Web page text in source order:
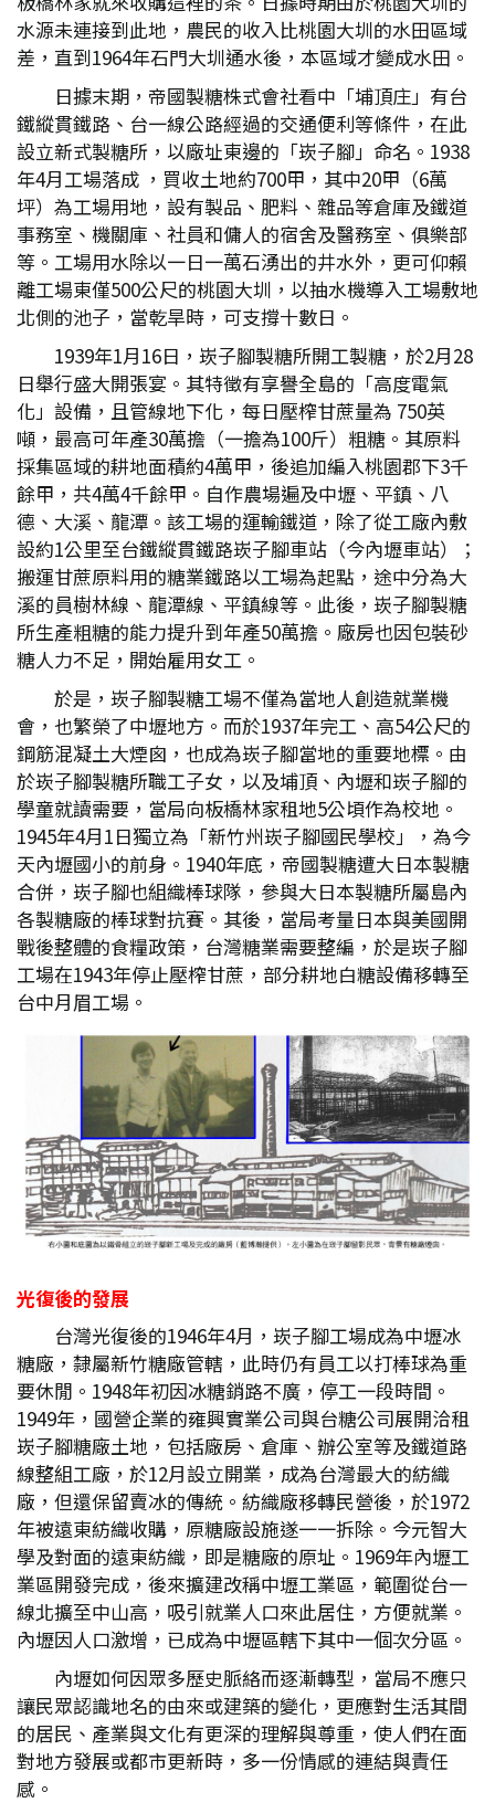
水源未連接到此地，農民的收入比桃園大圳的水田區域
差，直到1964年石門大圳通水後，本區域才變成水田。
日據末期，帝國製糖株式會社看中「埔頂庄」有台
鐵縱貫鐵路、台一線公路經過的交通便利等條件，在此
設立新式製糖所，以廠址東邊的「崁子腳」命名。1938
年4月工場落成 ，買收土地約700甲，其中20甲（6萬
坪）為工場用地，設有製品、肥料、雜品等倉庫及鐵道
事務室、機關庫、社員和傭人的宿舍及醫務室、俱樂部
等。工場用水除以一日一萬石湧出的井水外，更可仰賴
離工場東僅500公尺的桃園大圳，以抽水機導入工場敷地
北側的池子，當乾旱時，可支撐十數日。
1939年1月16日，崁子腳製糖所開工製糖，於2月28
日舉行盛大開張宴。其特徵有享譽全島的「高度電氣
化」設備，且管線地下化，每日壓榨甘蔗量為 750英
噸，最高可年產30萬擔（一擔為100斤）粗糖。其原料
採集區域的耕地面積約4萬甲，後追加編入桃園郡下3千
餘甲，共4萬4千餘甲。自作農場遍及中壢、平鎮、八
德、大溪、龍潭。該工場的運輸鐵道，除了從工廠內敷
設約1公里至台鐵縱貫鐵路崁子腳車站（今內壢車站）；
搬運甘蔗原料用的糖業鐵路以工場為起點，途中分為大
溪的員樹林線、龍潭線、平鎮線等。此後，崁子腳製糖
所生產粗糖的能力提升到年產50萬擔。廠房也因包裝砂
糖人力不足，開始雇用女工。
於是，崁子腳製糖工場不僅為當地人創造就業機
會，也繁榮了中壢地方。而於1937年完工、高54公尺的
鋼筋混凝土大煙囪，也成為崁子腳當地的重要地標。由
於崁子腳製糖所職工子女，以及埔頂、內壢和崁子腳的
學童就讀需要，當局向板橋林家租地5公頃作為校地。
1945年4月1日獨立為「新竹州崁子腳國民學校」，為今
天內壢國小的前身。1940年底，帝國製糖遭大日本製糖
合併，崁子腳也組織棒球隊，參與大日本製糖所屬島內
各製糖廠的棒球對抗賽。其後，當局考量日本與美國開
戰後整體的食糧政策，台灣糖業需要整編，於是崁子腳
工場在1943年停止壓榨甘蔗，部分耕地白糖設備移轉至
台中月眉工場。
光復後的發展
台灣光復後的1946年4月，崁子腳工場成為中壢冰
糖廠，隸屬新竹糖廠管轄，此時仍有員工以打棒球為重
要休閒。1948年初因冰糖銷路不廣，停工一段時間。
1949年，國營企業的雍興實業公司與台糖公司展開洽租
崁子腳糖廠土地，包括廠房、倉庫、辦公室等及鐵道路
線整組工廠，於12月設立開業，成為台灣最大的紡織
廠，但還保留賣冰的傳統。紡織廠移轉民營後，於1972
年被遠東紡織收購，原糖廠設施遂一一拆除。今元智大
學及對面的遠東紡織，即是糖廠的原址。1969年內壢工
業區開發完成，後來擴建改稱中壢工業區，範圍從台一
線北擴至中山高，吸引就業人口來此居住，方便就業。
內壢因人口激增，已成為中壢區轄下其中一個次分區。
內壢如何因眾多歷史脈絡而逐漸轉型，當局不應只
讓民眾認識地名的由來或建築的變化，更應對生活其間
的居民、產業與文化有更深的理解與尊重，使人們在面
對地方發展或都市更新時，多一份情感的連結與責任
感。